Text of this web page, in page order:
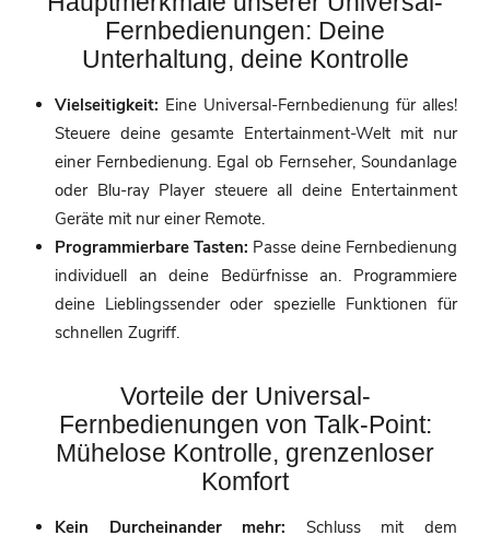
Fernbedienungen: Deine
Unterhaltung, deine Kontrolle
Vielseitigkeit: Eine Universal-Fernbedienung für alles!
Steuere deine gesamte Entertainment-Welt mit nur
einer Fernbedienung. Egal ob Fernseher, Soundanlage
oder Blu-ray Player steuere all deine Entertainment
Geräte mit nur einer Remote.
Programmierbare Tasten: Passe deine Fernbedienung
individuell an deine Bedürfnisse an. Programmiere
deine Lieblingssender oder spezielle Funktionen für
schnellen Zugriff.
Vorteile der Universal-
Fernbedienungen von Talk-Point:
Mühelose Kontrolle, grenzenloser
Komfort
Kein Durcheinander mehr: Schluss mit dem